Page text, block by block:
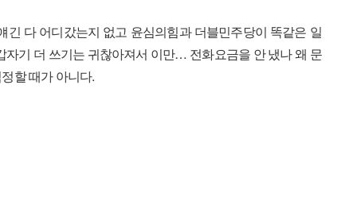
다 어디갔는지 없고 윤심의힘과 더블민주당이 똑같은 일
기 더 쓰기는 귀찮아져서 이만… 전화요금을 안 냈나 왜 문
할 때가 아니다.